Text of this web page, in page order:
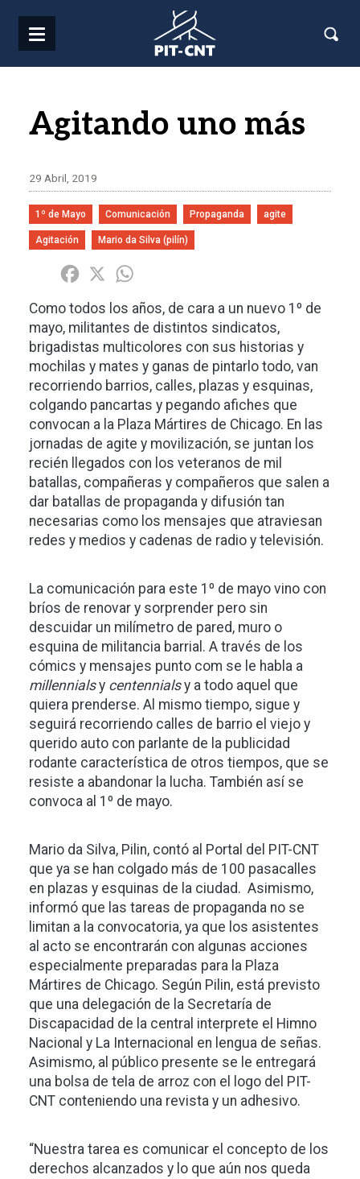
Agitando uno más
29 Abril, 2019
1º de Mayo Comunicación Propaganda agite
Agitación Mario da Silva (pilín)
Share Facebook
X
Como todos los años, de cara a un nuevo 1º de
mayo, militantes de distintos sindicatos,
brigadistas multicolores con sus historias y
mochilas y mates y ganas de pintarlo todo, van
recorriendo barrios, calles, plazas y esquinas,
colgando pancartas y pegando afiches que
convocan a la Plaza Mártires de Chicago. En las
jornadas de agite y movilización, se juntan los
recién llegados con los veteranos de mil
batallas, compañeras y compañeros que salen a
dar batallas de propaganda y difusión tan
necesarias como los mensajes que atraviesan
redes y medios y cadenas de radio y televisión.
La comunicación para este 1º de mayo vino con
bríos de renovar y sorprender pero sin
descuidar un milímetro de pared, muro o
esquina de militancia barrial. A través de los
cómics y mensajes punto com se le habla a
millennialsy centennialsy a todo aquel que
quiera prenderse. Al mismo tiempo, sigue y
seguirá recorriendo calles de barrio el viejo y
querido auto con parlante de la publicidad
rodante característica de otros tiempos, que se
resiste a abandonar la lucha. También así se
convoca al 1º de mayo.
Mario da Silva, Pilin, contó al Portal del PIT-CNT
que ya se han colgado más de 100 pasacalles
en plazas y esquinas de la ciudad. Asimismo,
informó que las tareas de propaganda no se
limitan a la convocatoria, ya que los asistentes
al acto se encontrarán con algunas acciones
especialmente preparadas para la Plaza
Mártires de Chicago. Según Pilin, está previsto
que una delegación de la Secretaría de
Discapacidad de la central interprete el Himno
Nacional y La Internacional en lengua de señas.
Asimismo, al público presente se le entregará
una bolsa de tela de arroz con el logo del PIT-
CNT conteniendo una revista y un adhesivo.
“Nuestra tarea es comunicar el concepto de los
derechos alcanzados y lo que aún nos queda